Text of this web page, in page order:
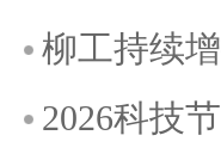
柳工持续
2026科技